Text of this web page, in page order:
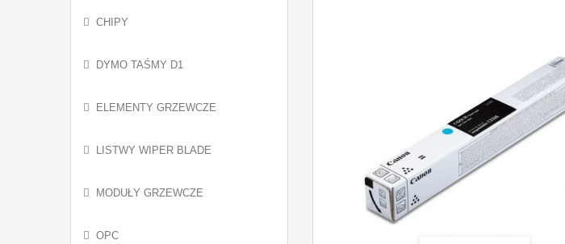
CHIPY
DYMO TAŚMY D1
ELEMENTY GRZEWCZE
LISTWY WIPER BLADE
MODUŁY GRZEWCZE
OPC